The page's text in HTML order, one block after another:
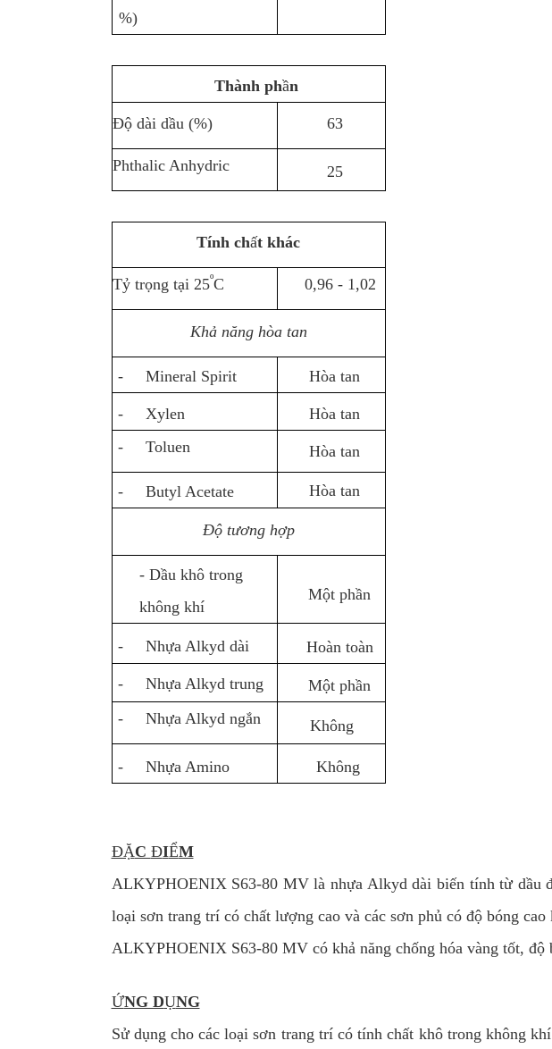
%)
Thành phần
Độ dài dầu (%) 63
Phthalic Anhydric 25
Tính chất khác
Tỷ trọng tại 25ºC 0,96 - 1,02
Khả năng hòa tan
- Mineral Spirit Hòa tan
- Xylen
Hòa tan
- Toluen
Hòa tan
- Butyl Acetate Hòa tan
Độ tương hợp
- Dầu khô trong
không khí
Một phần
- Nhựa Alkyd dài Hoàn toàn
- Nhựa Alkyd trung
Một phần
- Nhựa Alkyd ngắn
Không
- Nhựa Amino Không
ĐẶC ĐIỂM
ALKYPHOENIX S63-80 MV là nhựa Alkyd dài biến tính từ dầu
loại sơn trang trí có chất lượng cao và các sơn phủ có độ bóng
ALKYPHOENIX S63-80 MV có khả năng chống hóa vàng tốt, độ
ỨNG DỤNG
Sử dụng cho các loại sơn trang trí có tính chất khô trong không